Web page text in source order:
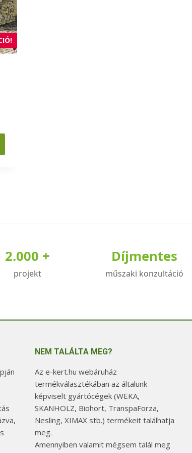
2.000 +
projekt
Díjmentes
műszaki konzultáció
NEM TALÁLTA MEG?
Az e-kert.hu webáruház
termékválasztékában az általunk
képviselt gyártócégek (WEKA,
SKANHOLZ, Biohort, TranspaForza,
Nesling, XIMAX stb.) termékeit találhatja
meg.
Amennyiben valamit mégsem talál meg